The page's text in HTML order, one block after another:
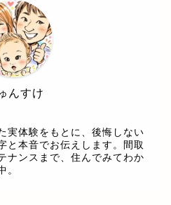
んすけ
実体験をもとに、後悔しない
と本音でお伝えします。間取
ナンスまで、住んでみてわか
。